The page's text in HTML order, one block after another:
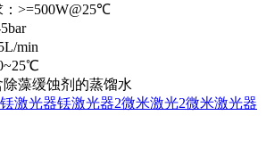
>=500W@25℃
min
藻缓蚀剂的蒸馏水
激光器铥激光器2微米激光2微米激光器